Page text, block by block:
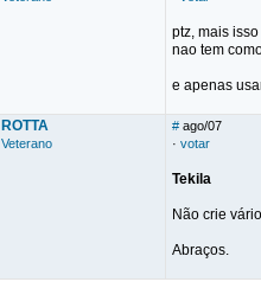
ptz, mais
nao tem
e apenas
ROTTA
Veterano
# ago/07
· votar
Tekila
Não crie
Abraços.